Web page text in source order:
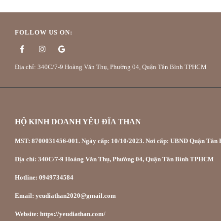
FOLLOW US ON:
Địa chỉ: 340C/7-9 Hoàng Văn Thụ, Phường 04, Quận Tân Bình TPHCM
HỘ KINH DOANH YÊU ĐĨA THAN
MST: 8700031456-001. Ngày cấp: 10/10/2023. Nơi cấp: UBND Quận Tân
Địa chỉ: 340C/7-9 Hoàng Văn Thụ, Phường 04, Quận Tân Bình TPHCM
Hotline: 0949734584
Email: yeudiathan2020@gmail.com
Website: https://yeudiathan.com/